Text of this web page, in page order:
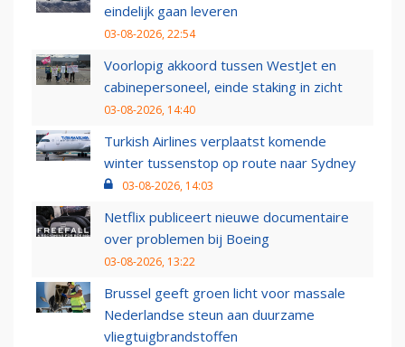
eindelijk gaan leveren
03-08-2026, 22:54
Voorlopig akkoord tussen WestJet en
cabinepersoneel, einde staking in zicht
03-08-2026, 14:40
Turkish Airlines verplaatst komende
winter tussenstop op route naar Sydney
03-08-2026, 14:03
Netflix publiceert nieuwe documentaire
over problemen bij Boeing
03-08-2026, 13:22
Brussel geeft groen licht voor massale
Nederlandse steun aan duurzame
vliegtuigbrandstoffen